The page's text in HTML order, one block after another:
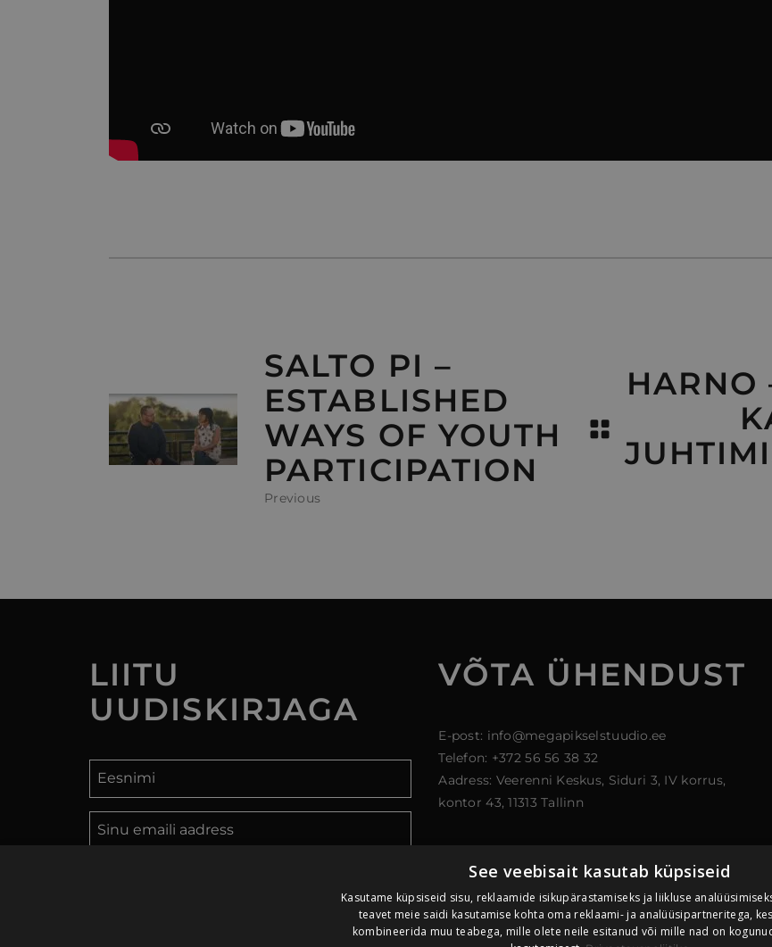
SALTO PI –
ESTABLISHED
WAYS OF YOUTH
PARTICIPATION
Previous
HARNO
LIITU
UUDISKIRJAGA
LIITU UUDISKIRJAGA
VÕTA ÜHENDUST
E-post: info@megapikselstuudio.ee
Telefon: +372 56 56 38 32
Aadress: Veerenni Keskus, Siduri 3, IV korrus,
kontor 43, 11313 Tallinn
See veebisait kasutab küpsiseid
Kasutame küpsiseid sisu, reklaamide isikupärastamiseks ja liikluse
teavet meie saidi kasutamise kohta oma reklaami- ja analüüsipartneritega,
kombineerida muu teabega, mille olete neile esitanud või mille nad on